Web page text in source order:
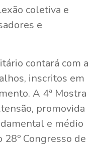
coletiva e
e
contará com a
inscritos em
A 4ª Mostra
promovida
e médio
Congresso de